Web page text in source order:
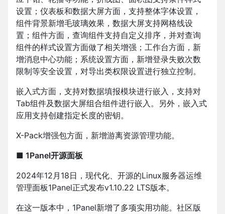
设置；仪表板和数据大屏方面，支持整体字体设置，
组件背景新增毛玻璃效果，数据大屏支持网格线设
置；组件方面，查询组件支持自定义排序，并对查询
组件的样式设置方面做了相关增强；工作台方面，新
增消息中心功能；系统设置方面，新增登录失败次数
限制等安全设置，对导出类权限设置进行独立控制。
嵌入式方面，支持对数据填报模块进行嵌入，支持对
Tab组件及数据大屏组合组件进行嵌入。另外，嵌入式
应用支持创建指定长度的密钥。
X-Pack增强包方面，新增游离资源管理功能。
■ 1Panel开源面板
2024年12月18日，现代化、开源的Linux服务器运维
管理面板1Panel正式发布v1.10.22 LTS版本。
在这一版本中，1Panel新增了多项实用功能。社区版